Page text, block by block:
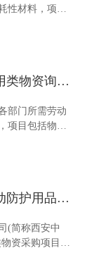
性材料，项目
见《用户需求
西安中铁2026年度通用类物资询比（价）采购项目（劳动防护服）公告
部门所需劳动
项目包括物资
需求书》。
西安中铁2026年度劳动防护用品类物资采购项目 谈判公告
(简称西安中
资采购项目已